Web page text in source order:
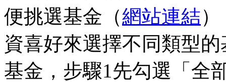
便挑選基金（網站連結
資喜好來選擇不同類型
基金，步驟1先勾選「全